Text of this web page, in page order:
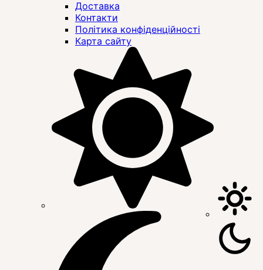
Доставка
Контакти
Політика конфіденційності
Карта сайту